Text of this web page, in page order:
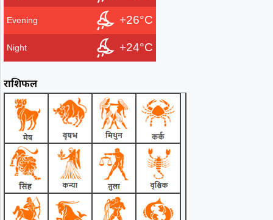
Evening +26°C
Night +24°C
राशिफल